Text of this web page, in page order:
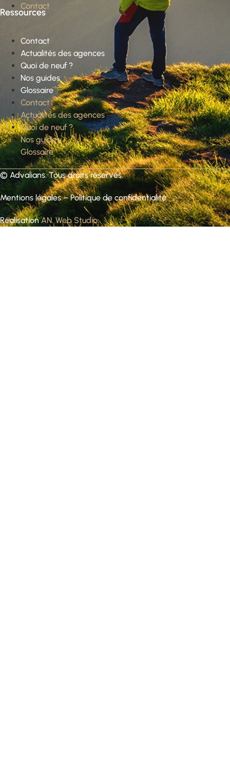
Contact
Ressources
Contact
Actualités des agences
Quoi de neuf ?
Nos guides
Glossaire
Contact
Actualités des agences
Quoi de neuf ?
Nos guides
Glossaire
© Advalians. Tous droits réservés.
Mentions légales–Politique de confidentialité
RéalisationAN. Web Studio.